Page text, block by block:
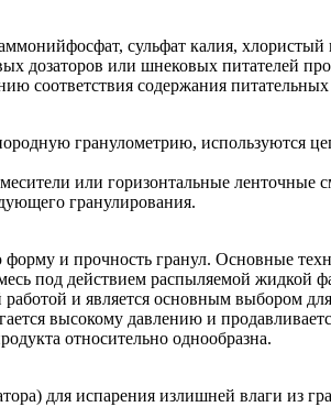
сульфат калия, хлористый
дозаторов или шнековых питателей
соответствия содержания
гранулометрию, используются
или горизонтальные ленточные
гранулирования.
и прочность гранул. Основные
под действием распыляемой жидкой
и является основным выбором
высокому давлению и
относительно однообразна.
для испарения излишней влаги из